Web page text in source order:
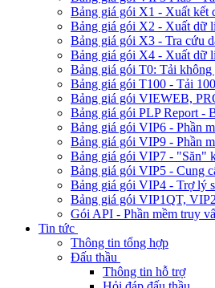
Bảng giá gói X1 - Xuất kết
Bảng giá gói X2 - Xuất dữ
Bảng giá gói X3 - Tra cứu
Bảng giá gói X4 - Xuất dữ
Bảng giá gói T0: Tải
Bảng giá gói T100 - Tải
Bảng giá gói VIEWEB,
Bảng giá gói PLP Report -
Bảng giá gói VIP6 - Phần
Bảng giá gói VIP9 - Phần
Bảng giá gói VIP7 - "Săn"
Bảng giá gói VIP5 - Cung
Bảng giá gói VIP4 - Trợ lý
Bảng giá gói VIP1QT,
Gói API - Phần mềm truy
Tin tức
Thông tin tổng hợp
Đấu thầu
Thông tin hỗ trợ